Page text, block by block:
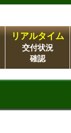
リアルタイム
交付状況
確認